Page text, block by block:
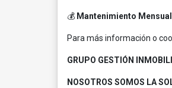
💰 Mantenimiento
Para más información o
GRUPO GESTIÓN
NOSOTROS SOMOS LA